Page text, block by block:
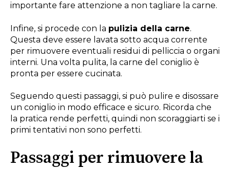
importante fare attenzione a non tagliare la carne.
Infine, si procede con la pulizia della carne.
Questa deve essere lavata sotto acqua corrente
per rimuovere eventuali residui di pelliccia o organi
interni. Una volta pulita, la carne del coniglio è
pronta per essere cucinata.
Seguendo questi passaggi, si può pulire e disossare
un coniglio in modo efficace e sicuro. Ricorda che
la pratica rende perfetti, quindi non scoraggiarti se i
primi tentativi non sono perfetti.
Passaggi per rimuovere la